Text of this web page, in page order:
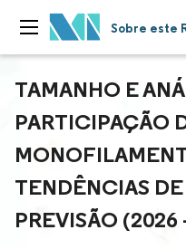
Sobre este
TAMANHO E
PARTICIPAÇÃO
TENDÊNCIAS
PREVISÃO (2026